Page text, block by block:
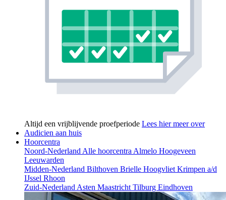
Altijd een vrijblijvende proefperiode Lees hier meer over
Audicien aan huis
Hoorcentra
Noord-NederlandAlle hoorcentraAlmelo Hoogeveen
Leeuwarden
Midden-Nederland Bilthoven Brielle HoogvlietKrimpen a/d
IJssel Rhoon
Zuid-NederlandAsten MaastrichtTilburg Eindhoven